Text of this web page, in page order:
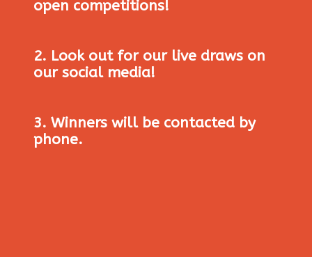
open competitions!
2. Look out for our live draws on
our social media!
3. Winners will be contacted by
phone.